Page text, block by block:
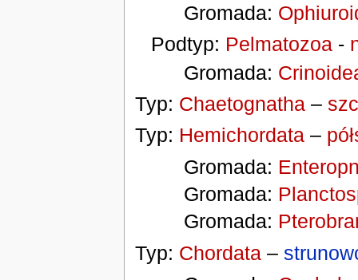
Gromada:
Podtyp: Pelmatozoa-
Gromada:
Typ: Chaetognatha–
Typ: Hemichordata–
Gromada:
Gromada:
Gromada:
Typ: Chordata –